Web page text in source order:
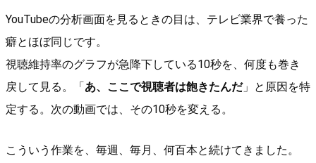
YouTubeの分析画面を見るときの目は、テレビ業界で養った
癖とほぼ同じです。
視聴維持率のグラフが急降下している10秒を、何度も巻き
戻して見る。「あ、ここで視聴者は飽きたんだ」と原因を特
定する。次の動画では、その10秒を変える。
こういう作業を、毎週、毎月、何百本と続けてきました。